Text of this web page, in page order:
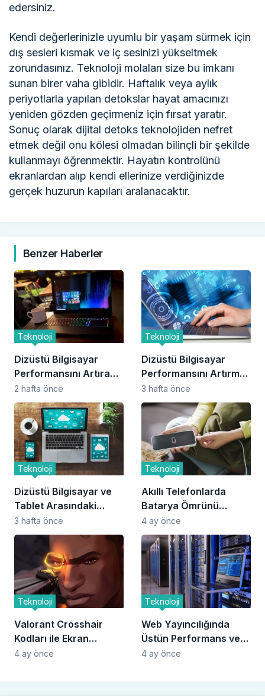
edersiniz.
Kendi değerlerinizle uyumlu bir yaşam sürmek için
dış sesleri kısmak ve iç sesinizi yükseltmek
zorundasınız. Teknoloji molaları size bu imkanı
sunan birer vaha gibidir. Haftalık veya aylık
periyotlarla yapılan detokslar hayat amacınızı
yeniden gözden geçirmeniz için fırsat yaratır.
Sonuç olarak dijital detoks teknolojiden nefret
etmek değil onu kölesi olmadan bilinçli bir şekilde
kullanmayı öğrenmektir. Hayatın kontrolünü
ekranlardan alıp kendi ellerinize verdiğinizde
gerçek huzurun kapıları aralanacaktır.
Benzer Haberler
Dizüstü Bilgisayar
Performansını Artıran
Yazılımlar
Teknoloji
2 hafta önce
Dizüstü Bilgisayar
Performansını Artırma
Yöntemleri
Teknoloji
3 hafta önce
Dizüstü Bilgisayar ve
Tablet Arasındaki
Farklar
Teknoloji
3 hafta önce
Akıllı Telefonlarda
Batarya Ömrünü
Uzatma Yöntemleri
Teknoloji
4 ay önce
Valorant Crosshair
Kodları ile Ekran
Çözünürlüğü
Teknoloji
4 ay önce
Web Yayıncılığında
Üstün Performans ve
Altyapı Bileşenleri
Teknoloji
4 ay önce